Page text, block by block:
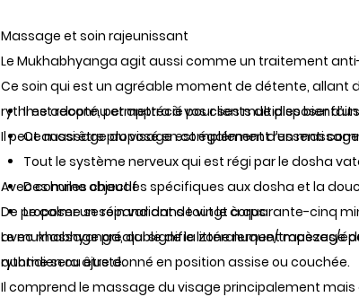
Massage et soin rajeunissant
Le Mukhabhyanga agit aussi comme un traitement
Ce soin qui est un agréable moment de détente,
rythme adopté, permettra à vos clients de disposer
Il peut aussi être proposé en complément d’un
Avec comme objectif
De proposer un soin variant de vingt à quarante-cinq
avec massage préalable de la zone nuque/trapèzes/
rythme sera ajusté.
Il est reconnu et apprécié pour ses multiples
Ce massage du visage est également ressenti
Tout le système nerveux qui est régi par le dosha
Des huiles chaudes spécifiques aux dosha et la
Le calme se répand dans tout le corps.
Le mukhabhyanga, qui signifie littéralement massage
quotidien ou être donné en position assise ou couchée.
Il comprend le massage du visage principalement mais